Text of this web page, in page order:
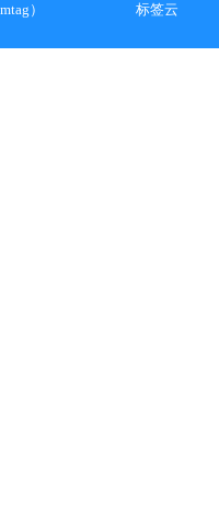
mtag）
标签云